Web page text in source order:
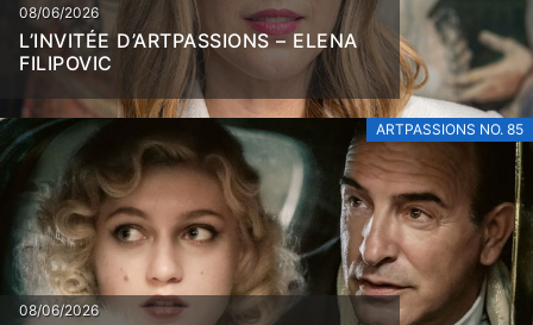
08/06/2026
L’INVITÉE D’ARTPASSIONS – ELENA
FILIPOVIC
ARTPASSIONS NO. 85
08/06/2026